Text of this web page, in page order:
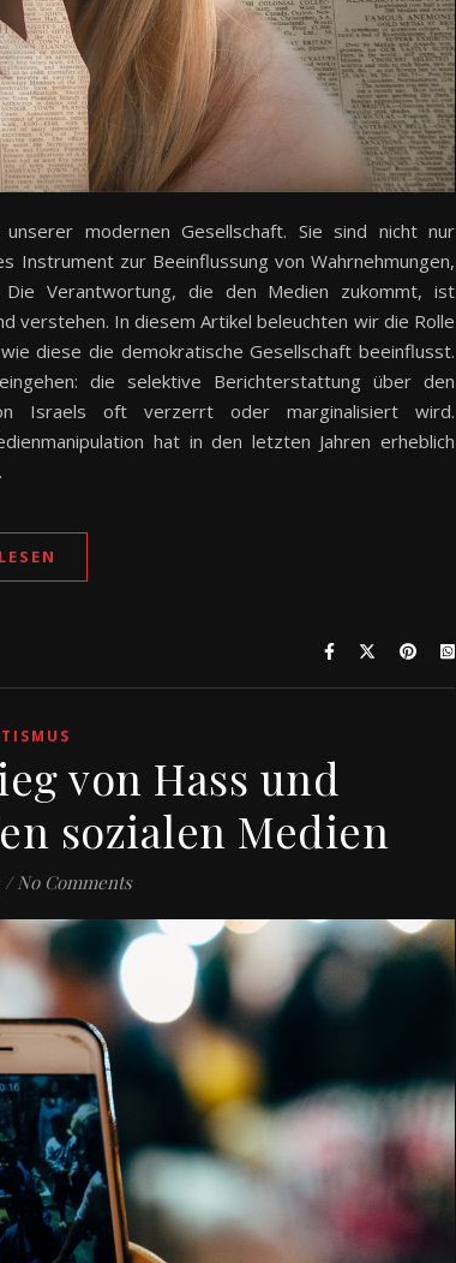
modernen Gesellschaft. Sie sind nicht nur
Instrument zur Beeinflussung von Wahrnehmungen,
Die Verantwortung, die den Medien zukommt, ist
verstehen. In diesem Artikel beleuchten wir die Rolle
diese die demokratische Gesellschaft beeinflusst.
die selektive Berichterstattung über den
Israels oft verzerrt oder marginalisiert wird.
hat in den letzten Jahren erheblich
von Hass und
sozialen Medien
/ No Comments